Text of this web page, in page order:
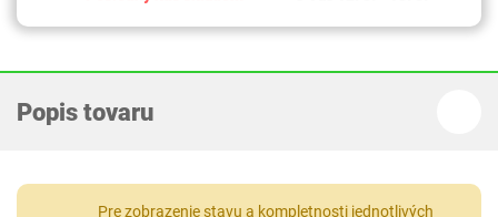
Popis tovaru
Pre zobrazenie stavu a kompletnosti jednotlivých